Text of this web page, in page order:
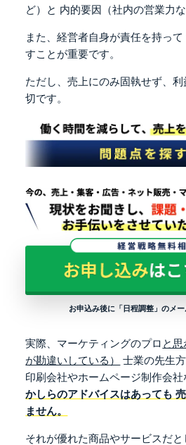
ど）と 内的要因（社内の営業力
また、経営者自身が責任を持って
すことが重要です。
ただし、売上にのみ固執せず、
切です。
お申込み後に「日程調整」のメ
実際、マーケティングのプロ と
が勘違いしている）
士業の先生
印刷会社やホームページ制作会社
かしらのアドバイスはあっても
ません。
それが優れた商品やサービスだと